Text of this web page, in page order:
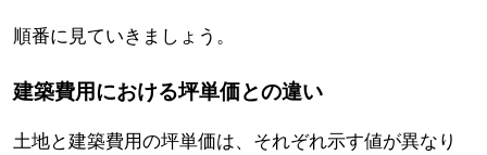
順番に見ていきましょう。
建築費用における坪単価との違い
土地と建築費用の坪単価は、それぞれ示す値が異なり